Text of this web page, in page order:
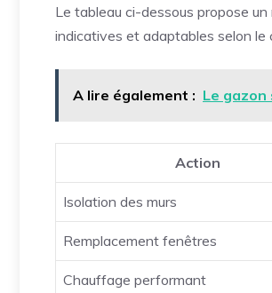
Le tableau ci-dessous propose
indicatives et adaptables selon
A lire également : Le
Action
Isolation des murs
Remplacement fenêtres
Chauffage performant